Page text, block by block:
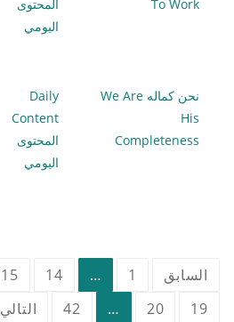
To Work
المحتوى
اليومي
نحن كماله We Are
His
Completeness
Daily
Content
المحتوى
اليومي
تعدد
صفحات
السابق 1
…
14
15
19
20
…
42 التالي